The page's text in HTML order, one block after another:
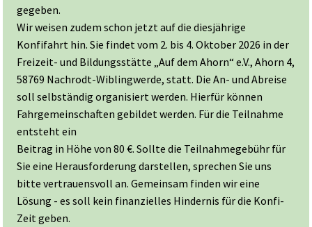
gegeben.
Wir weisen zudem schon jetzt auf die diesjährige
Konfifahrt hin. Sie findet vom 2. bis 4. Oktober 2026 in der
Freizeit- und Bildungsstätte „Auf dem Ahorn“ e.V., Ahorn 4,
58769 Nachrodt-Wiblingwerde, statt. Die An- und Abreise
soll selbständig organisiert werden. Hierfür können
Fahrgemeinschaften gebildet werden. Für die Teilnahme
entsteht ein
Beitrag in Höhe von 80 €. Sollte die Teilnahmegebühr für
Sie eine Herausforderung darstellen, sprechen Sie uns
bitte vertrauensvoll an. Gemeinsam finden wir eine
Lösung - es soll kein finanzielles Hindernis für die Konfi-
Zeit geben.